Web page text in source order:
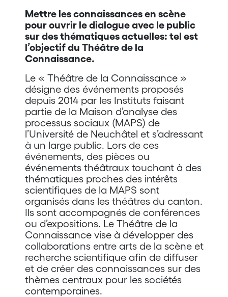
Mettre les connaissances en scène
pour ouvrir le dialogue avec le public
sur des thématiques actuelles: tel est
l’objectif du Théâtre de la
Connaissance.
Le « Théâtre de la Connaissance »
désigne des événements proposés
depuis 2014 par les Instituts faisant
partie de la Maison d’analyse des
processus sociaux (MAPS) de
l’Université de Neuchâtel et s’adressant
à un large public. Lors de ces
événements, des pièces ou
événements théâtraux touchant à des
thématiques proches des intérêts
scientifiques de la MAPS sont
organisés dans les théâtres du canton.
Ils sont accompagnés de conférences
ou d’expositions. Le Théâtre de la
Connaissance vise à développer des
collaborations entre arts de la scène et
recherche scientifique afin de diffuser
et de créer des connaissances sur des
thèmes centraux pour les sociétés
contemporaines.